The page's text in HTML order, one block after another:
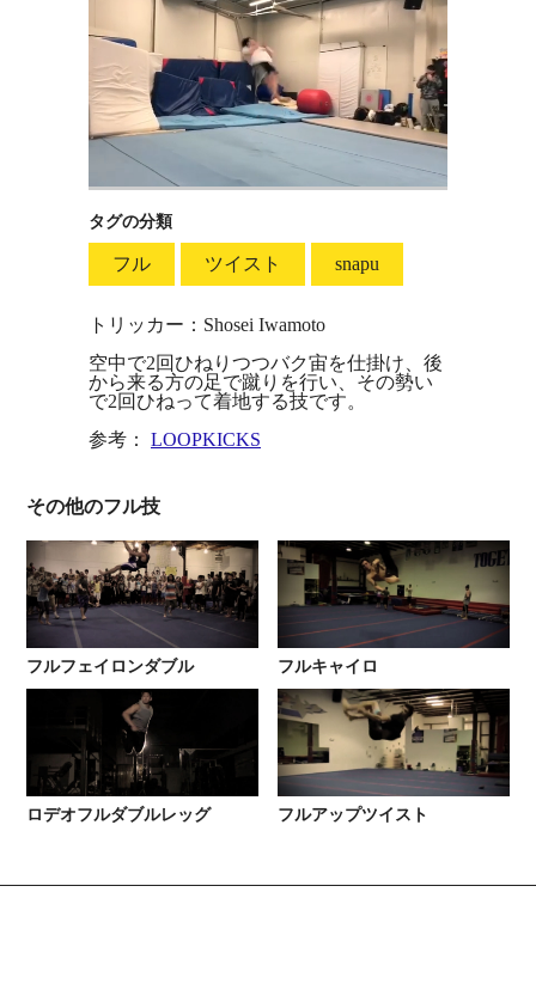
タグの分類
フル ツイスト snapu
トリッカー：Shosei Iwamoto
空中で2回ひねりつつバク宙を仕掛け、後
から来る方の足で蹴りを行い、その勢い
で2回ひねって着地する技です。
参考：
LOOPKICKS
その他のフル技
フルフェイロンダブル フルキャイロ
ロデオフルダブルレッグ フルアップツイスト